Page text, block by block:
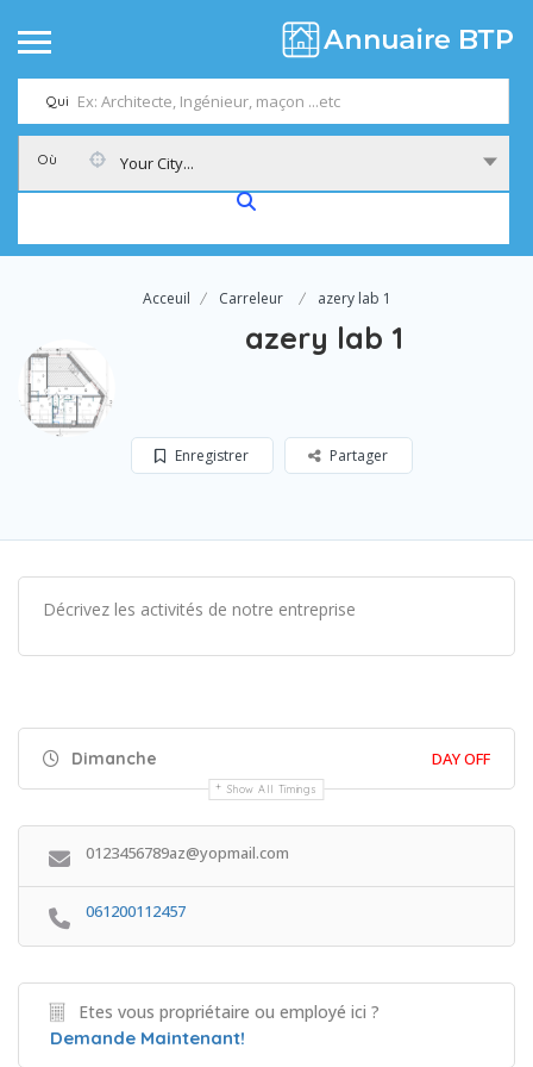
Qui
Où Your City...
Acceuil Carreleur azery lab 1
azery lab 1
Enregistrer Partager
Décrivez les activités de notre entreprise
Dimanche DAY OFF
Show All Timings
0123456789az@yopmail.com
061200112457
Etes vous propriétaire ou employé ici ?
Demande Maintenant!